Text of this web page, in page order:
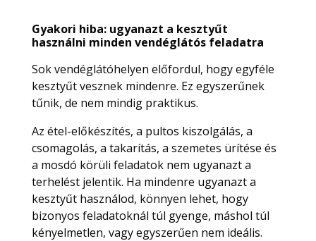
Gyakori hiba: ugyanazt a kesztyűt
használni minden vendéglátós feladatra
Sok vendéglátóhelyen előfordul, hogy egyféle
kesztyűt vesznek mindenre. Ez egyszerűnek
tűnik, de nem mindig praktikus.
Az étel-előkészítés, a pultos kiszolgálás, a
csomagolás, a takarítás, a szemetes ürítése és
a mosdó körüli feladatok nem ugyanazt a
terhelést jelentik. Ha mindenre ugyanazt a
kesztyűt használod, könnyen lehet, hogy
bizonyos feladatoknál túl gyenge, máshol túl
kényelmetlen, vagy egyszerűen nem ideális.